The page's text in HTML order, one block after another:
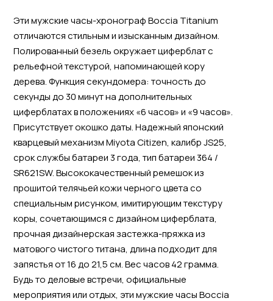
Эти мужские часы-хронограф Boccia Titanium
отличаются стильным и изысканным дизайном.
Полированный безель окружает циферблат с
рельефной текстурой, напоминающей кору
дерева. Функция секундомера: точность до
секунды до 30 минут на дополнительных
циферблатах в положениях «6 часов» и «9 часов».
Присутствует окошко даты. Надежный японский
кварцевый механизм Miyota Citizen, калибр JS25,
срок службы батареи 3 года, тип батареи 364 /
SR621SW. Высококачественный ремешок из
прошитой телячьей кожи черного цвета со
специальным рисунком, имитирующим текстуру
коры, сочетающимся с дизайном циферблата,
прочная дизайнерская застежка-пряжка из
матового чистого титана, длина подходит для
запястья от 16 до 21,5 см. Вес часов 42 грамма.
Будь то деловые встречи, официальные
мероприятия или отдых, эти мужские часы Boccia